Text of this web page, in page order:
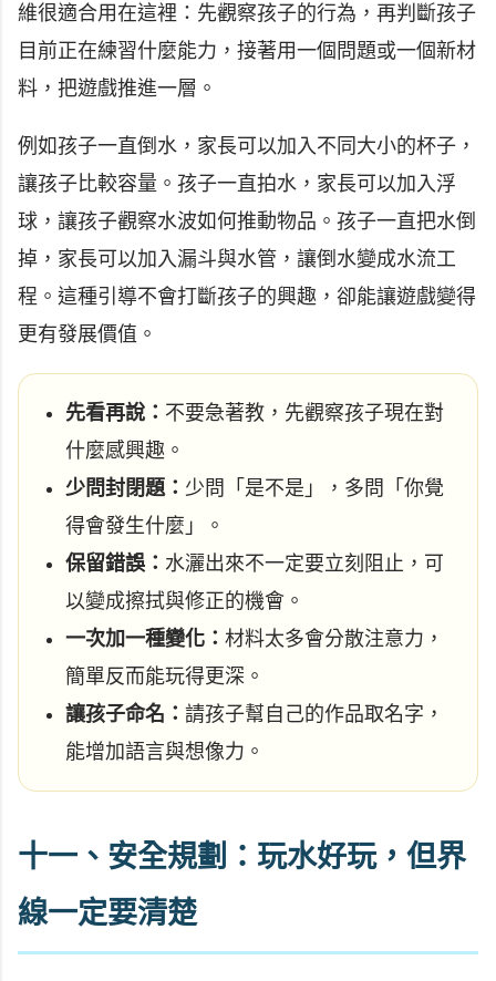
維很適合用在這裡：先觀察孩子的行為，再判斷孩子
目前正在練習什麼能力，接著用一個問題或一個新材
料，把遊戲推進一層。
例如孩子一直倒水，家長可以加入不同大小的杯子，
讓孩子比較容量。孩子一直拍水，家長可以加入浮
球，讓孩子觀察水波如何推動物品。孩子一直把水倒
掉，家長可以加入漏斗與水管，讓倒水變成水流工
程。這種引導不會打斷孩子的興趣，卻能讓遊戲變得
更有發展價值。
先看再說： 不要急著教，先觀察孩子現在對
什麼感興趣。
少問封閉題： 少問「是不是」，多問「你覺
得會發生什麼」。
保留錯誤： 水灑出來不一定要立刻阻止，可
以變成擦拭與修正的機會。
一次加一種變化： 材料太多會分散注意力，
簡單反而能玩得更深。
讓孩子命名： 請孩子幫自己的作品取名字，
能增加語言與想像力。
十一、安全規劃：玩水好玩，但界
線一定要清楚